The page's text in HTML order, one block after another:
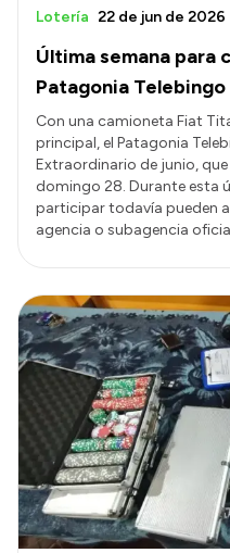
Última semana para
Patagonia Telebingo
Lotería 22 de jun de 2026
Con una camioneta Fiat
principal, el Patagonia
Extraordinario de junio,
domingo 28. Durante esta
participar todavía pueden
agencia o subagencia